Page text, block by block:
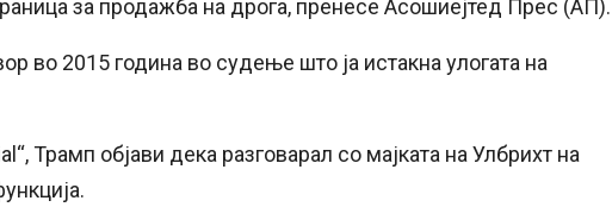
за продажба на дрога, пренесе Асошиејтед Прес (АП).
во 2015 година во судење што ја истакна улогата на
Трамп објави дека разговарал со мајката на Улбрихт на